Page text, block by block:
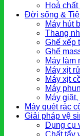
Hoá
Đời sống &
Máy hút
Thang
Ghế xếp
Ghế
Máy làm
Máy xịt
Máy xịt
Máy
Máy
Máy quét rác
Giải pháp vệ
Dụng cụ